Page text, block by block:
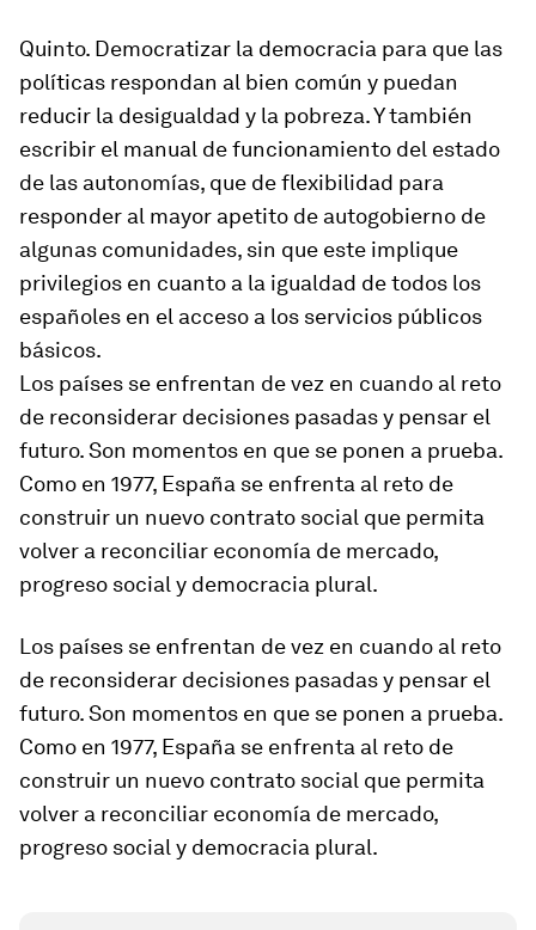
Quinto. Democratizar la democracia para que las
políticas respondan al bien común y puedan
reducir la desigualdad y la pobreza. Y también
escribir el manual de funcionamiento del estado
de las autonomías, que de flexibilidad para
responder al mayor apetito de autogobierno de
algunas comunidades, sin que este implique
privilegios en cuanto a la igualdad de todos los
españoles en el acceso a los servicios públicos
básicos.
Los países se enfrentan de vez en cuando al reto
de reconsiderar decisiones pasadas y pensar el
futuro. Son momentos en que se ponen a prueba.
Como en 1977, España se enfrenta al reto de
construir un nuevo contrato social que permita
volver a reconciliar economía de mercado,
progreso social y democracia plural.
Los países se enfrentan de vez en cuando al reto
de reconsiderar decisiones pasadas y pensar el
futuro. Son momentos en que se ponen a prueba.
Como en 1977, España se enfrenta al reto de
construir un nuevo contrato social que permita
volver a reconciliar economía de mercado,
progreso social y democracia plural.